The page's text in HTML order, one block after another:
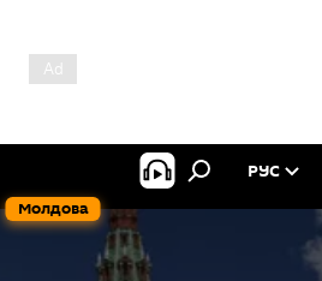
Молдова
РУС